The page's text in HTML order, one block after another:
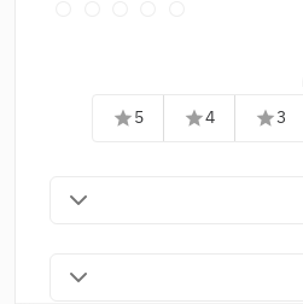
3
star
4
star
5
star